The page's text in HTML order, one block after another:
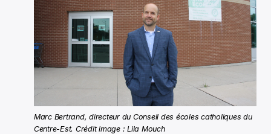
Marc Bertrand, directeur du Conseil des écoles catholiques du
Centre-Est. Crédit image : Lila Mouch